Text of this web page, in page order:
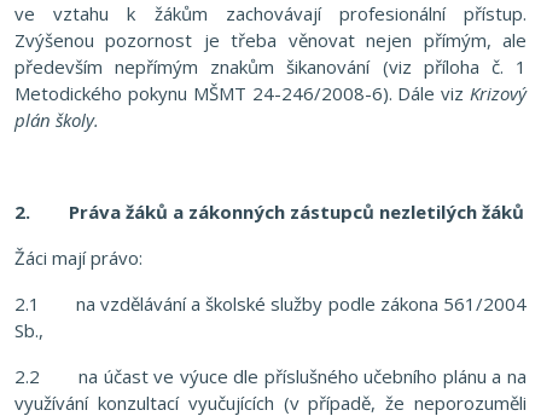
ve vztahu k žákům zachovávají profesionální přístup.
Zvýšenou pozornost je třeba věnovat nejen přímým, ale
především nepřímým znakům šikanování (viz příloha č. 1
Metodického pokynu MŠMT 24-246/2008-6). Dále viz Krizový
plán školy.
2.
Práva žáků a zákonných zástupců nezletilých žáků
Žáci mají právo:
2.1 na vzdělávání a školské služby podle zákona 561/2004
Sb.,
2.2 na účast ve výuce dle příslušného učebního plánu a na
využívání konzultací vyučujících (v případě, že neporozuměli